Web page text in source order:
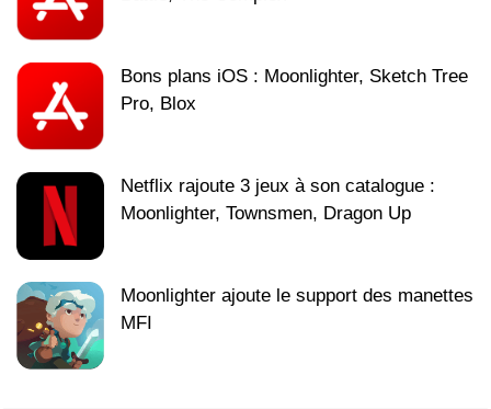
Bons plans iOS : Moonlighter, Sketch Tree
Pro, Blox
Netflix rajoute 3 jeux à son catalogue :
Moonlighter, Townsmen, Dragon Up
Moonlighter ajoute le support des manettes
MFI